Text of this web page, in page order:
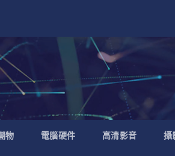
物 電腦硬件 高清影音 攝